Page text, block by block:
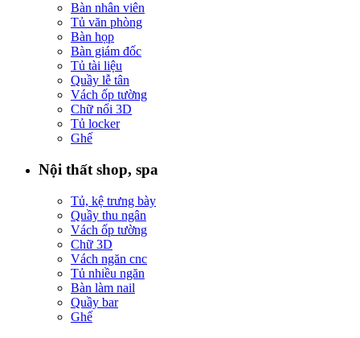
Bàn nhân viên
Tủ văn phòng
Bàn họp
Bàn giám đốc
Tủ tài liệu
Quầy lễ tân
Vách ốp tường
Chữ nổi 3D
Tủ locker
Ghế
Nội thất shop, spa
Tủ, kệ trưng bày
Quầy thu ngân
Vách ốp tường
Chữ 3D
Vách ngăn cnc
Tủ nhiều ngăn
Bàn làm nail
Quầy bar
Ghế